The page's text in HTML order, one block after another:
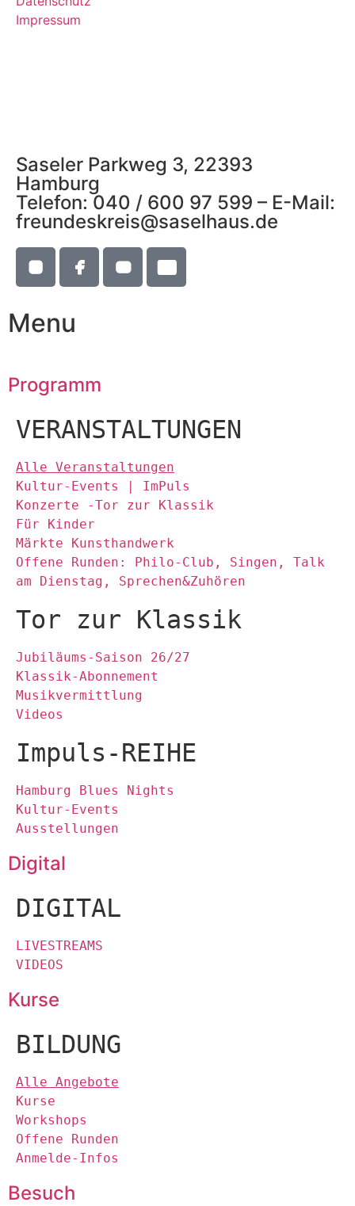
Impressum
Saseler Parkweg 3, 22393
Hamburg
Telefon: 040 / 600 97 599 – E-Mail:
freundeskreis@saselhaus.de
Menu
Programm
VERANSTALTUNGEN
Alle Veranstaltungen
Kultur-Events | ImPuls
Konzerte -Tor zur Klassik
Für Kinder
Märkte Kunsthandwerk
Offene Runden: Philo-Club, Singen, Talk
am Dienstag, Sprechen&Zuhören
Tor zur Klassik
Jubiläums-Saison 26/27
Klassik-Abonnement
Musikvermittlung
Videos
Impuls-REIHE
Hamburg Blues Nights
Kultur-Events
Ausstellungen
Digital
DIGITAL
LIVESTREAMS
VIDEOS
Kurse
BILDUNG
Alle Angebote
Kurse
Workshops
Offene Runden
Anmelde-Infos
Besuch